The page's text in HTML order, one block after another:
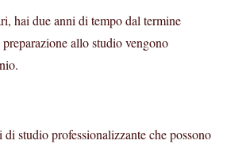
hai due anni di tempo dal termine
allo studio vengono
studio professionalizzante che possono